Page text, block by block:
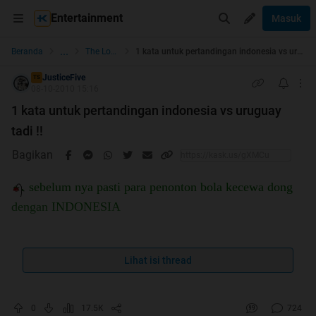
Entertainment Masuk
Beranda ... The Lounge
TS JusticeFive
1 kata untuk pertandingan indonesia vs uruguay
tadi !!
Bagikan
sebelum nya pasti para penonton bola kecewa dong
dengan INDONESIA
Langsung aja dah tolong agan sampaikan
pertandingan saat ini
Lihat isi thread
0 17.5K 724